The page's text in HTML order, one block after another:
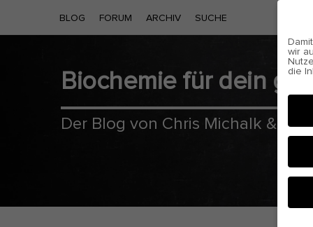
BLOG FORUM ARCHIV SUCHE
Biochemie für dein
Der Blog von Chris Michalk & Phil
wir
die